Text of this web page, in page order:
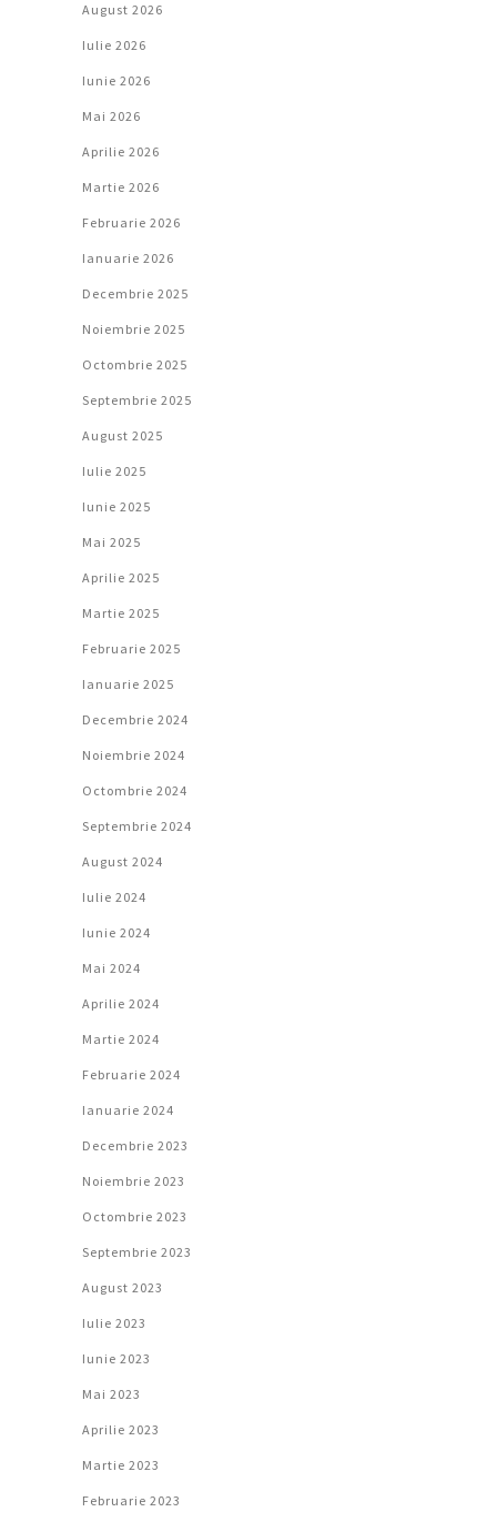
August 2026
Iulie 2026
Iunie 2026
Mai 2026
Aprilie 2026
Martie 2026
Februarie 2026
Ianuarie 2026
Decembrie 2025
Noiembrie 2025
Octombrie 2025
Septembrie 2025
August 2025
Iulie 2025
Iunie 2025
Mai 2025
Aprilie 2025
Martie 2025
Februarie 2025
Ianuarie 2025
Decembrie 2024
Noiembrie 2024
Octombrie 2024
Septembrie 2024
August 2024
Iulie 2024
Iunie 2024
Mai 2024
Aprilie 2024
Martie 2024
Februarie 2024
Ianuarie 2024
Decembrie 2023
Noiembrie 2023
Octombrie 2023
Septembrie 2023
August 2023
Iulie 2023
Iunie 2023
Mai 2023
Aprilie 2023
Martie 2023
Februarie 2023